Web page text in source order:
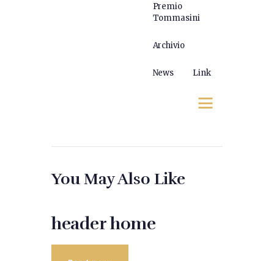
Premio
Tommasini
Archivio
News Link
You May Also Like
header home